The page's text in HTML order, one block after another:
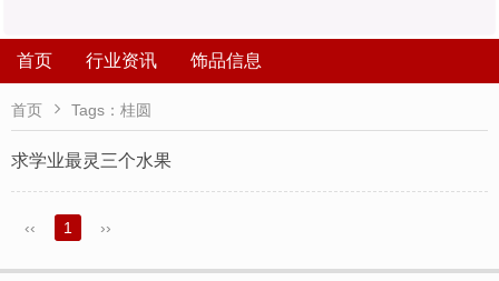
首页 行业资讯 饰品信息
首页  Tags：桂圆
求学业最灵三个水果
‹‹ 1 ››